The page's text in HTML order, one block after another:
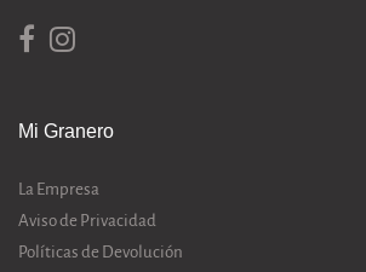
Mi Granero
La Empresa
Aviso de Privacidad
Políticas de Devolución